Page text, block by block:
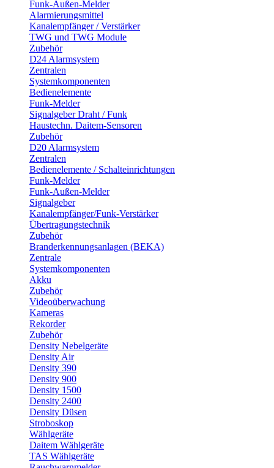
Funk-Außen-Melder
Alarmierungsmittel
Kanalempfänger / Verstärker
TWG und TWG Module
Zubehör
D24 Alarmsystem
Zentralen
Systemkomponenten
Bedienelemente
Funk-Melder
Signalgeber Draht / Funk
Haustechn. Daitem-Sensoren
Zubehör
D20 Alarmsystem
Zentralen
Bedienelemente / Schalteinrichtungen
Funk-Melder
Funk-Außen-Melder
Signalgeber
Kanalempfänger/Funk-Verstärker
Übertragungstechnik
Zubehör
Branderkennungsanlagen (BEKA)
Zentrale
Systemkomponenten
Akku
Zubehör
Videoüberwachung
Kameras
Rekorder
Zubehör
Density Nebelgeräte
Density Air
Density 390
Density 900
Density 1500
Density 2400
Density Düsen
Stroboskop
Wählgeräte
Daitem Wählgeräte
TAS Wählgeräte